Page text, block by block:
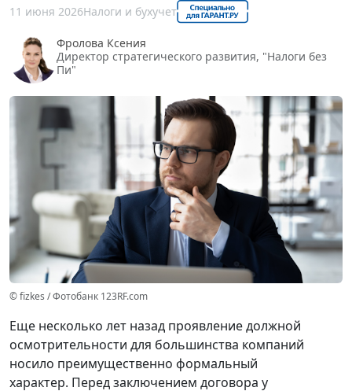
11 июня 2026Налоги и бухучет
Фролова Ксения
Директор стратегического развития, "Налоги без
Пи"
© fizkes / Фотобанк 123RF.com
Еще несколько лет назад проявление должной
осмотрительности для большинства компаний
носило преимущественно формальный
характер. Перед заключением договора у